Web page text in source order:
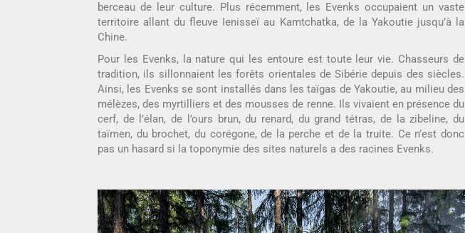
berceau de leur culture. Plus récemment, les Evenks occupaient un vaste
territoire allant du fleuve Ienisseï au Kamtchatka, de la Yakoutie jusqu’à la
Chine.
Pour les Evenks, la nature qui les entoure est toute leur vie. Chasseurs de
tradition, ils sillonnaient les forêts orientales de Sibérie depuis des siècles.
Ainsi, les Evenks se sont installés dans les taïgas de Yakoutie, au milieu des
mélèzes, des myrtilliers et des mousses de renne. Ils vivaient en présence du
cerf, de l’élan, de l’ours brun, du renard, du grand tétras, de la zibeline, du
taïmen, du brochet, du corégone, de la perche et de la truite. Ce n’est donc
pas un hasard si la toponymie des sites naturels a des racines Evenks.